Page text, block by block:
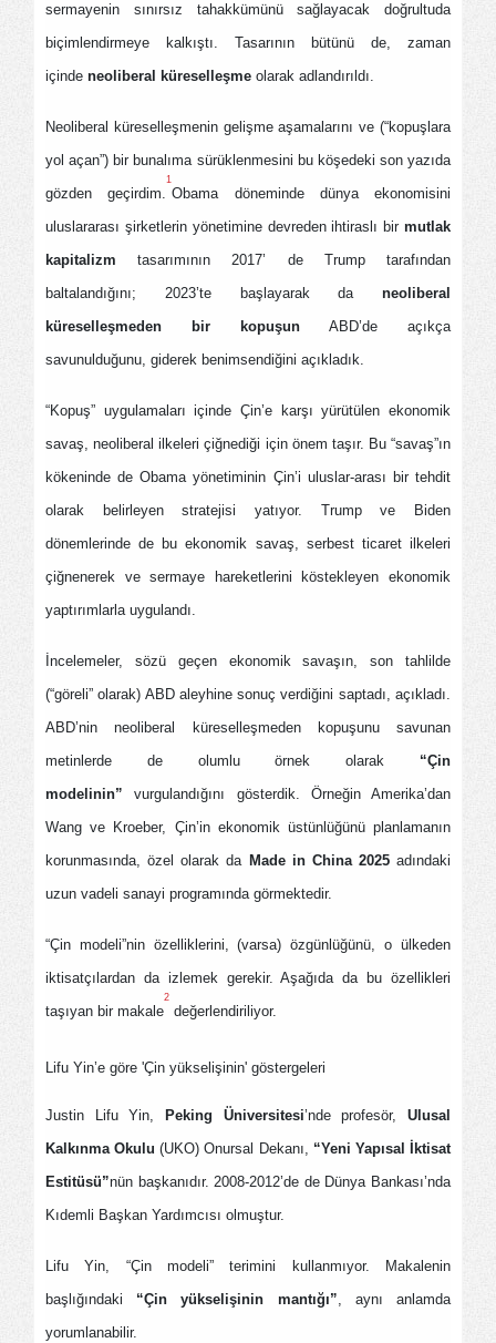
sermayenin sınırsız tahakkümünü sağlayacak doğrultuda
biçimlendirmeye kalkıştı. Tasarının bütünü de, zaman
içinde neoliberal küreselleşme olarak adlandırıldı.
Neoliberal küreselleşmenin gelişme aşamalarını ve (“kopuşlara
yol açan”) bir bunalıma sürüklenmesini bu köşedeki son yazıda
gözden geçirdim.
1
Obama döneminde dünya ekonomisini
uluslararası şirketlerin yönetimine devreden ihtiraslı bir mutlak
kapitalizm tasarımının 2017’ de Trump tarafından
baltalandığını; 2023’te başlayarak daneoliberal
küreselleşmeden bir kopuşunABD’de açıkça
savunulduğunu, giderek benimsendiğini açıkladık.
“Kopuş” uygulamaları içinde Çin’e karşı yürütülen ekonomik
savaş, neoliberal ilkeleri çiğnediği için önem taşır. Bu “savaş”ın
kökeninde de Obama yönetiminin Çin’i uluslar-arası bir tehdit
olarak belirleyen stratejisi yatıyor. Trump ve Biden
dönemlerinde de bu ekonomik savaş, serbest ticaret ilkeleri
çiğnenerek ve sermaye hareketlerini köstekleyen ekonomik
yaptırımlarla uygulandı.
İncelemeler, sözü geçen ekonomik savaşın, son tahlilde
(“göreli” olarak) ABD aleyhine sonuç verdiğini saptadı, açıkladı.
ABD’nin neoliberal küreselleşmeden kopuşunu savunan
metinlerde de olumlu örnek olarak “Çin
modelinin”vurgulandığını gösterdik. Örneğin Amerika’dan
Wang ve Kroeber, Çin’in ekonomik üstünlüğünü planlamanın
korunmasında, özel olarak daMade in China 2025 adındaki
uzun vadeli sanayi programında görmektedir.
“Çin modeli”nin özelliklerini, (varsa) özgünlüğünü, o ülkeden
iktisatçılardan da izlemek gerekir. Aşağıda da bu özellikleri
taşıyan bir makale
2
değerlendiriliyor.
Lifu Yin’e göre 'Çin yükselişinin' göstergeleri
Justin Lifu Yin, Peking Üniversitesi’nde profesör,Ulusal
Kalkınma Okulu (UKO) Onursal Dekanı, “Yeni Yapısal İktisat
Estitüsü”nün başkanıdır. 2008-2012’de de Dünya Bankası’nda
Kıdemli Başkan Yardımcısı olmuştur.
Lifu Yin, “Çin modeli” terimini kullanmıyor. Makalenin
başlığındaki “Çin yükselişinin mantığı”, aynı anlamda
yorumlanabilir.